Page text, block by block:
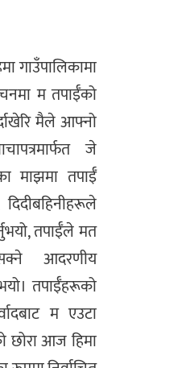
गाउँपालिकामा
म तपाईँको
मैले आफ्नो
जे
माझमा तपाईँ
तपाईँले मत
आदरणीय
तपाईँहरूको
म एउटा
छोरा आज हिमा